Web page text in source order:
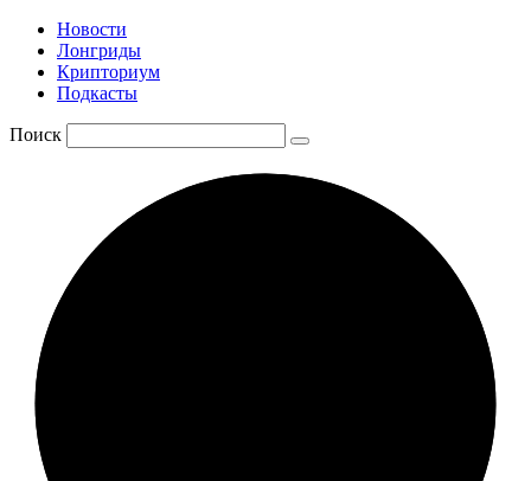
Новости
Лонгриды
Крипториум
Подкасты
Поиск